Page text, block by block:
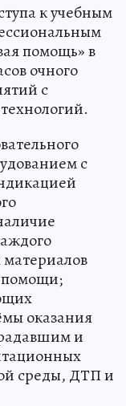
к учебным
помощь» в
очного
с
с
помощи;
оказания
и
среды, ДТП и